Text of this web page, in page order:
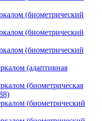
(биометрический
(биометрический
(биометрический
(адаптивная
(биометрическая
(биометрический